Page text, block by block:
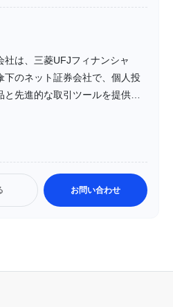
社は、三菱UFJフィナンシャ
下のネット証券会社で、個人投
と先進的な取引ツールを提供し
ンアップを取り揃えていま
買、アルゴリズム注文などの先
資家の多様なニーズに応えて
お問い合わせ